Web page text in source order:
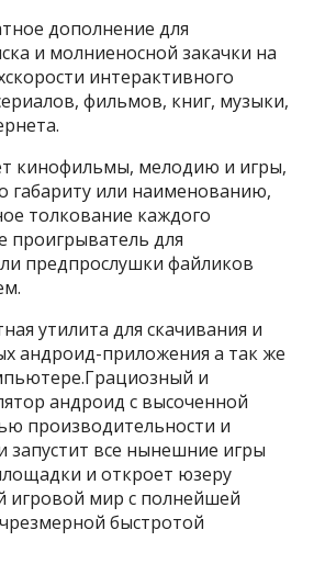
дополнение для
и молниеносной закачки на
интерактивного
фильмов, книг, музыки,
кинофильмы, мелодию и игры,
габариту или наименованию,
толкование каждого
проигрыватель для
предпрослушки файликов
утилита для скачивания и
андроид-приложения а так же
и
андроид с высоченной
производительности и
запустит все нынешние игры
и откроет юзеру
игровой мир с полнейшей
быстротой